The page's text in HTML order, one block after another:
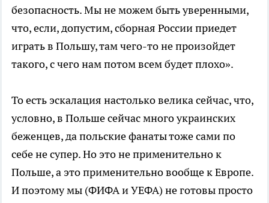
безопасность. Мы не можем быть уверенными,
что, если, допустим, сборная России приедет
играть в Польшу, там чего-то не произойдет
такого, с чего нам потом всем будет плохо».
То есть эскалация настолько велика сейчас, что,
условно, в Польше сейчас много украинских
беженцев, да польские фанаты тоже сами по
себе не супер. Но это не применительно к
Польше, а это применительно вообще к Европе.
И поэтому мы (ФИФА и УЕФА) не готовы просто